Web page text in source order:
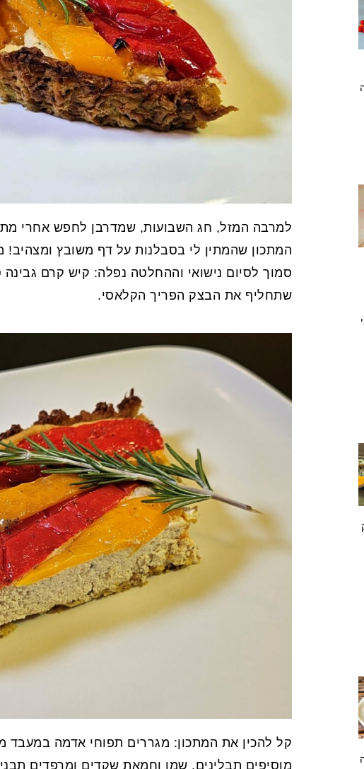
למרבה המזל, חג השבועות, שמדרבן לחפש אחרי
המתכון שהמתין לי בסבלנות על דף משובץ ומצהיב!
סמוך לסיום נישואי וההחלטה נפלה: קיש קרם
שתחליף את הבצק הפריך הקלאסי.
קל להכין את המתכון: מגררים תפוחי אדמה במעבד
מוסיפים תבלינים, שמן וחמאת שקדים ומרפדים